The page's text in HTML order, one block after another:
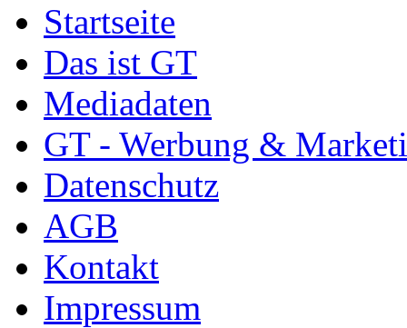
Startseite
Das ist GT
Mediadaten
GT - Werbung &
Datenschutz
AGB
Kontakt
Impressum